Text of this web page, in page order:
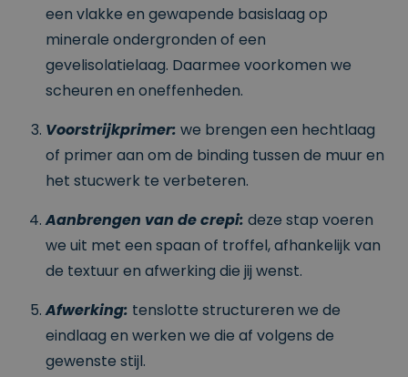
een vlakke en gewapende basislaag op
minerale ondergronden of een
gevelisolatielaag. Daarmee voorkomen we
scheuren en oneffenheden.
Voorstrijkprimer: we brengen een hechtlaag
of primer aan om de binding tussen de muur en
het stucwerk te verbeteren.
Aanbrengen van de crepi: deze stap voeren
we uit met een spaan of troffel, afhankelijk van
de textuur en afwerking die jij wenst.
Afwerking: tenslotte structureren we de
eindlaag en werken we die af volgens de
gewenste stijl.